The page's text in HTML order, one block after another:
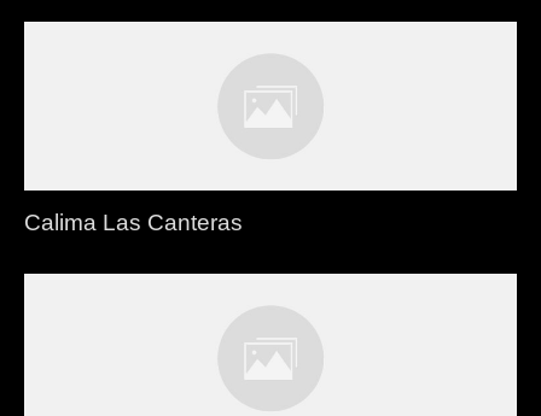
Calima Las Canteras